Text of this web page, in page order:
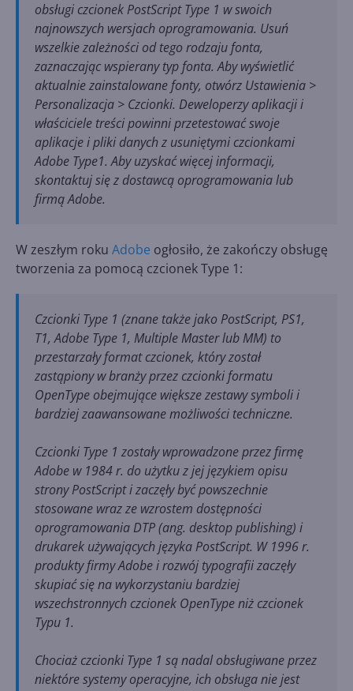
obsługi czcionek PostScript Type 1 w swoich
najnowszych wersjach oprogramowania. Usuń
wszelkie zależności od tego rodzaju fonta,
zaznaczając wspierany typ fonta. Aby wyświetlić
aktualnie zainstalowane fonty, otwórz Ustawienia >
Personalizacja > Czcionki. Deweloperzy aplikacji i
właściciele treści powinni przetestować swoje
aplikacje i pliki danych z usuniętymi czcionkami
Adobe Type1. Aby uzyskać więcej informacji,
skontaktuj się z dostawcą oprogramowania lub
firmą Adobe.
W zeszłym roku Adobe ogłosiło, że zakończy obsługę
tworzenia za pomocą czcionek Type 1:
Czcionki Type 1 (znane także jako PostScript, PS1,
T1, Adobe Type 1, Multiple Master lub MM) to
przestarzały format czcionek, który został
zastąpiony w branży przez czcionki formatu
OpenType obejmujące większe zestawy symboli i
bardziej zaawansowane możliwości techniczne.
Czcionki Type 1 zostały wprowadzone przez firmę
Adobe w 1984 r. do użytku z jej językiem opisu
strony PostScript i zaczęły być powszechnie
stosowane wraz ze wzrostem dostępności
oprogramowania DTP (ang. desktop publishing) i
drukarek używających języka PostScript. W 1996 r.
produkty firmy Adobe i rozwój typografii zaczęły
skupiać się na wykorzystaniu bardziej
wszechstronnych czcionek OpenType niż czcionek
Typu 1.
Chociaż czcionki Type 1 są nadal obsługiwane przez
niektóre systemy operacyjne, ich obsługa nie jest